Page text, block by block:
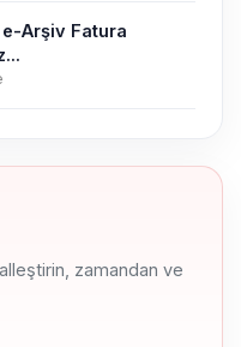
Arşiv Fatura
zamandan ve